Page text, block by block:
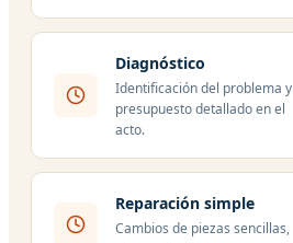
Diagnóstico
Identificación del problema y
presupuesto detallado en el
acto.
Reparación simple
Cambios de piezas sencillas,